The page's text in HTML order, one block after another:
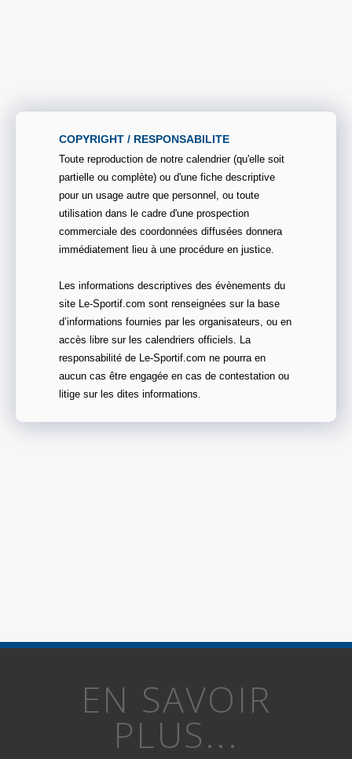
COPYRIGHT / RESPONSABILITE
Toute reproduction de notre calendrier (qu'elle soit
partielle ou complète) ou d'une fiche descriptive
pour un usage autre que personnel, ou toute
utilisation dans le cadre d'une prospection
commerciale des coordonnées diffusées donnera
immédiatement lieu à une procédure en justice.
Les informations descriptives des évènements du
site Le-Sportif.com sont renseignées sur la base
d’informations fournies par les organisateurs, ou en
accès libre sur les calendriers officiels. La
responsabilité de Le-Sportif.com ne pourra en
aucun cas être engagée en cas de contestation ou
litige sur les dites informations.
EN SAVOIR
PLUS...